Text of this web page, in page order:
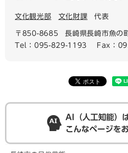
文化観光部 文化財課 代表
〒850-8685
長崎県長崎市魚の
Tel：095-829-1193
Fax：
AI（人工知能）
こんなページを